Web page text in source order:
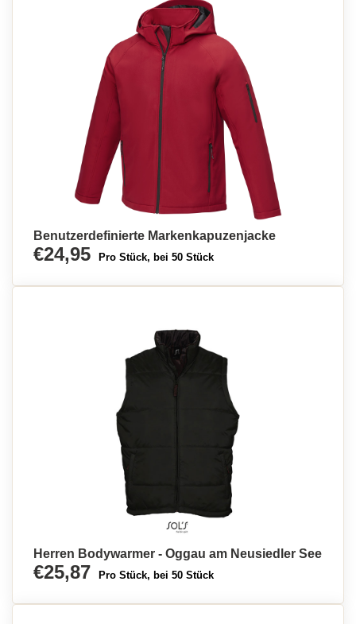
Benutzerdefinierte Markenkapuzenjacke
€24,95 Pro Stück, bei 50 Stück
Herren Bodywarmer - Oggau am Neusiedler See
€25,87 Pro Stück, bei 50 Stück